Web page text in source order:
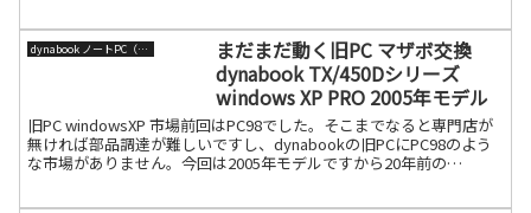
dynabook ノートPC（旧東芝）
まだまだ動く旧PC マザボ交換
dynabook TX/450Dシリーズ
windows XP PRO 2005年モデル
旧PC windowsXP 市場前回はPC98でした。そこまでなると専門店が
無ければ部品調達が難しいですし、dynabookの旧PCにPC98のよう
な市場がありません。今回は2005年モデルですから20年前の